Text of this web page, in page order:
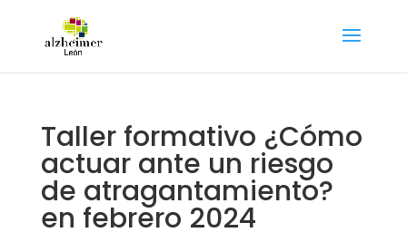
Taller formativo ¿Cómo
actuar ante un riesgo
de atragantamiento?
en febrero 2024